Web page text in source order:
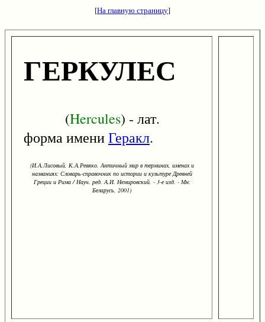
[На главную страницу]
ГЕРКУЛЕС
(Hercules) - лат.
форма имениГеракл.
(И.А.Лисовый, К.А.Ревяко. Античный мир в терминах, именах и
названиях: Словарь-справочник по истории и культуре Древней
Греции и Рима / Науч. ред. А.И. Немировский. - 3-е изд. - Мн:
Беларусь, 2001)